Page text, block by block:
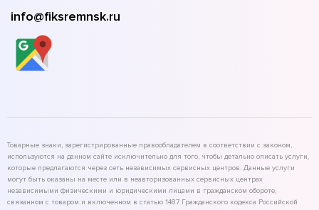
info@fiksremnsk.ru
Товарные знаки, зарегистрированные правообладателем в соответствии с законом,
используются на данном сайте исключительно для того, чтобы детально описать услуги,
которые предлагаются через сеть независимых сервисных центров. Данные услуги
могут быть оказаны на месте или в неавторизованных сервисных центрах
независимыми физическими и юридическими лицами в гражданском обороте,
связанном с товаром и включенном в статью 1487 Гражданского кодекса Российской